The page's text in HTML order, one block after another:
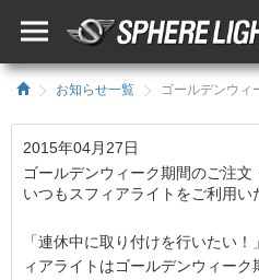
お知らせ一覧
2015年04月27日
ゴールデンウィーク期間のご注
いつもスフィアライトをご利用い
「連休中に取り付けを行いたい
ィアライトはゴールデンウィー